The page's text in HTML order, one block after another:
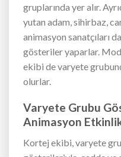
gruplarında yer alır.
yutan adam, sihirbaz,
animasyon sanatçıları
gösteriler yaparlar.
ekibi de varyete
olurlar.
Varyete Grubu
Animasyon
Kortej ekibi, varyete